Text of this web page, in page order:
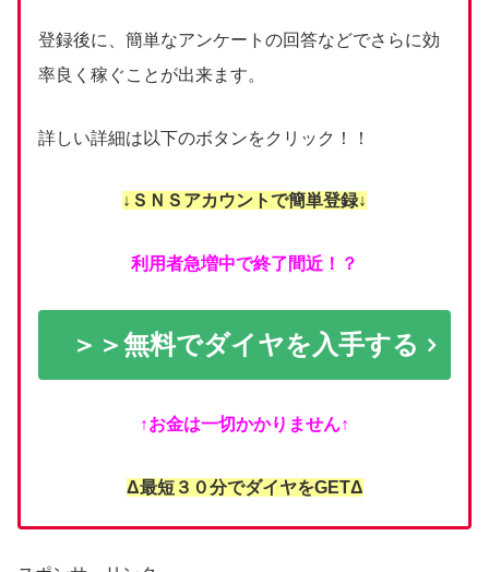
登録後に、簡単なアンケートの回答などでさらに効
率良く稼ぐことが出来ます。
詳しい詳細は以下のボタンをクリック！！
↓ＳＮＳアカウントで簡単登録↓
利用者急増中で終了間近！？
＞＞無料でダイヤを入手する
↑お金は一切かかりません↑
Δ最短３０分でダイヤをGETΔ